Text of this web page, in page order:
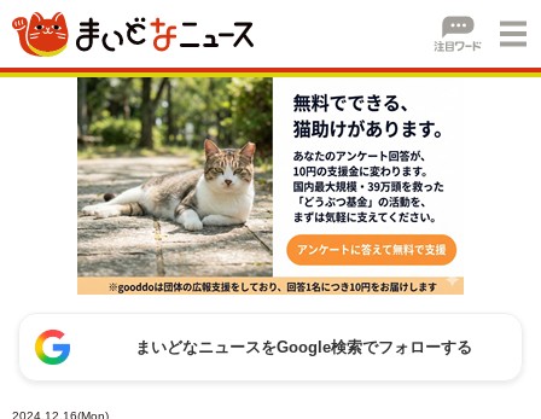
まいどなニュースをGoogle検索でフォローする
2024.12.16(Mon)